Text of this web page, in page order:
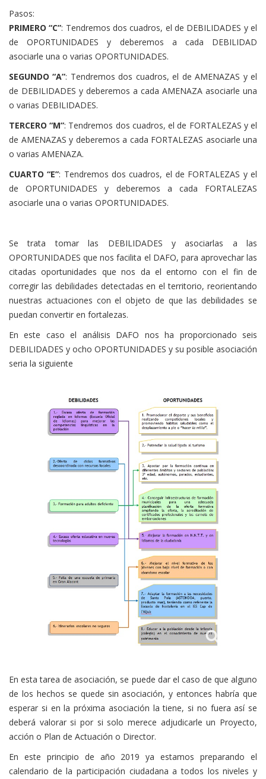
Pasos:
PRIMERO “C”: Tendremos dos cuadros, el de DEBILIDADES y el
de OPORTUNIDADES y deberemos a cada DEBILIDAD
asociarle una o varias OPORTUNIDADES.
SEGUNDO “A”: Tendremos dos cuadros, el de AMENAZAS y el
de DEBILIDADES y deberemos a cada AMENAZA asociarle una
o varias DEBILIDADES.
TERCERO “M”: Tendremos dos cuadros, el de FORTALEZAS y el
de AMENAZAS y deberemos a cada FORTALEZAS asociarle una
o varias AMENAZA.
CUARTO “E”: Tendremos dos cuadros, el de FORTALEZAS y el
de OPORTUNIDADES y deberemos a cada FORTALEZAS
asociarle una o varias OPORTUNIDADES.
Se trata tomar las DEBILIDADES y asociarlas a las
OPORTUNIDADES que nos facilita el DAFO, para aprovechar las
citadas oportunidades que nos da el entorno con el fin de
corregir las debilidades detectadas en el territorio, reorientando
nuestras actuaciones con el objeto de que las debilidades se
puedan convertir en fortalezas.
En este caso el análisis DAFO nos ha proporcionado seis
DEBILIDADES y ocho OPORTUNIDADES y su posible asociación
seria la siguiente
En esta tarea de asociación, se puede dar el caso de que alguno
de los hechos se quede sin asociación, y entonces habría que
esperar si en la próxima asociación la tiene, si no fuera así se
deberá valorar si por si solo merece adjudicarle un Proyecto,
acción o Plan de Actuación o Director.
En este principio de año 2019 ya estamos preparando el
calendario de la participación ciudadana a todos los niveles y